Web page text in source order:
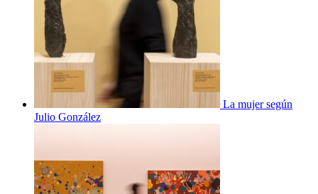
La mujer según
Julio González